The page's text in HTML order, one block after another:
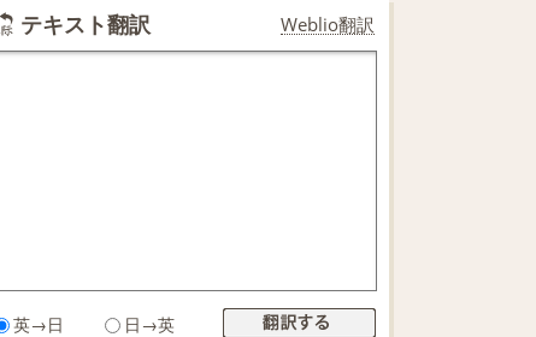
テキスト翻訳 Weblio翻訳
英→日 日→英